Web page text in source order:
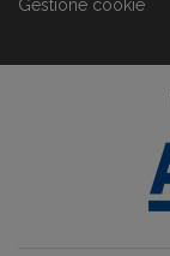
Gestione cookie